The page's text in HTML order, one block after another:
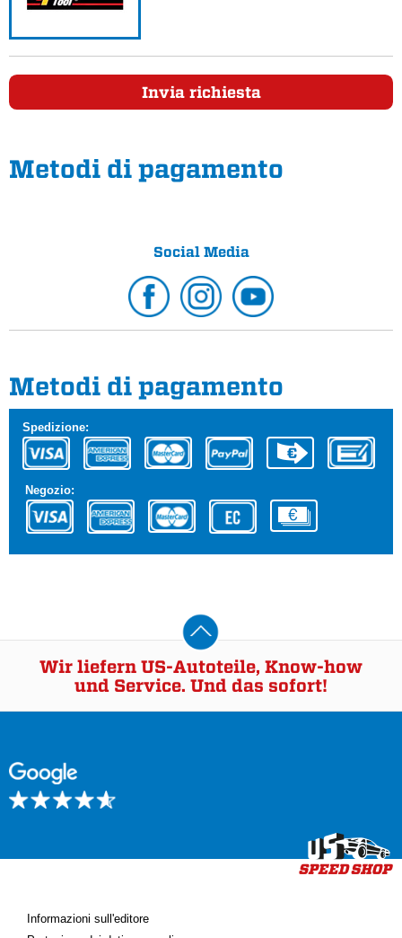
Invia richiesta
Metodi di pagamento
Social Media
Metodi di pagamento
Spedizione:
Negozio:
Wir liefern US-Autoteile, Know-how
und Service. Und das sofort!
Informazioni sull'editore